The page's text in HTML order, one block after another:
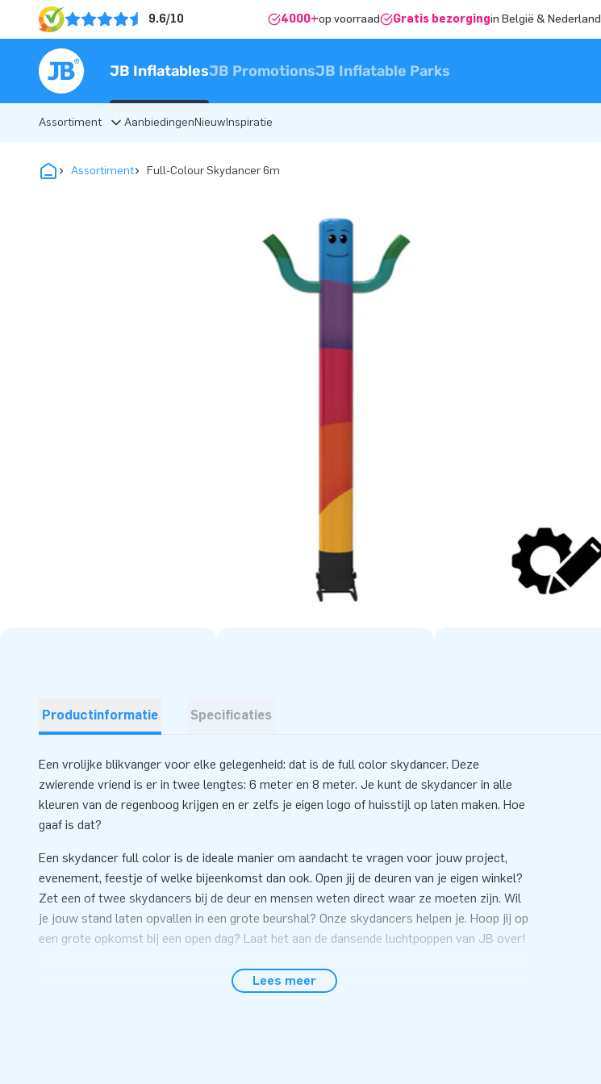
9.6/10 4000+op voorraad Gratis bezorgingin België & Nederland
JB InflatablesJB PromotionsJB Inflatable Parks
Assortiment AanbiedingenNieuwInspiratie
Assortiment Full-Colour Skydancer 6m
Productinformatie Specificaties
Een vrolijke blikvanger voor elke gelegenheid: dat is de full color skydancer. Deze
zwierende vriend is er in twee lengtes: 6 meter en 8 meter. Je kunt de skydancer in alle
kleuren van de regenboog krijgen en er zelfs je eigen logo of huisstijl op laten maken. Hoe
gaaf is dat?
Een skydancer full color is de ideale manier om aandacht te vragen voor jouw project,
evenement, feestje of welke bijeenkomst dan ook. Open jij de deuren van je eigen winkel?
Zet een of twee skydancers bij de deur en mensen weten direct waar ze moeten zijn. Wil
je jouw stand laten opvallen in een grote beurshal? Onze skydancers helpen je. Hoop jij op
een grote opkomst bij een open dag? Laat het aan de dansende luchtpoppen van JB over!
Let op: Dit is een maatwerk-product. Wij nemen contact met je op, zodat we jouw
wensen kunnen bespreken en een mooi ontwerp voor je kunnen maken.
Lees meer